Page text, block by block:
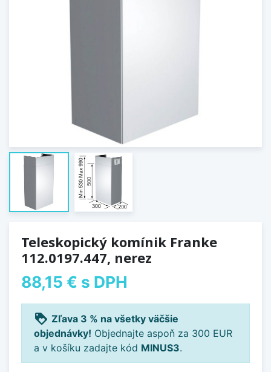
Teleskopický komínik Franke
112.0197.447, nerez
88,15 € s DPH
loyalty Zľava 3 % na všetky väčšie
objednávky! Objednajte aspoň za 300 EUR
a v košíku zadajte kód MINUS3.